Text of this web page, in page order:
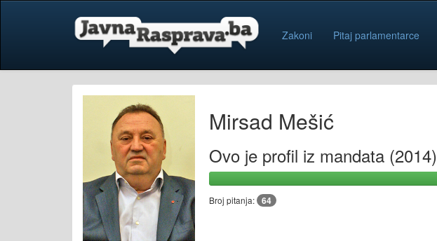
Zakoni Pitaj parlamentarce
Mirsad Mešić
Ovo je profil iz mandata (2014)
Broj pitanja: 64